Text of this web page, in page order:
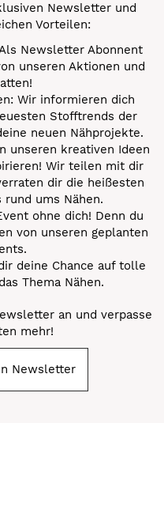
Newsletter und
Vorteilen:
Newsletter Abonnent
unseren Aktionen und
Wir informieren dich
Stofftrends der
neuen Nähprojekte.
unseren kreativen Ideen
Wir teilen mit dir
dir die heißesten
rund ums Nähen.
ohne dich! Denn du
von unseren geplanten
deine Chance auf tolle
Thema Nähen.
an und verpasse
mehr!
Newsletter